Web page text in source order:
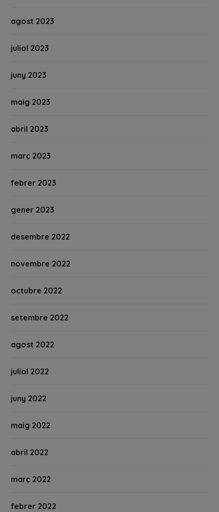
agost 2023
juliol 2023
juny 2023
maig 2023
abril 2023
març 2023
febrer 2023
gener 2023
desembre 2022
novembre 2022
octubre 2022
setembre 2022
agost 2022
juliol 2022
juny 2022
maig 2022
abril 2022
març 2022
febrer 2022